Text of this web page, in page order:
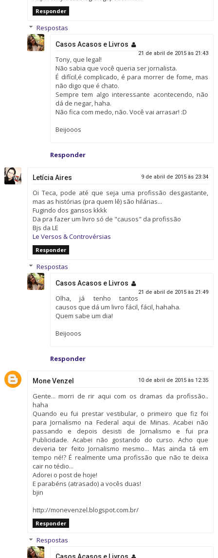
Responder
Respostas
Casos Acasos e Livros
21 de abril de 2015 às 21:43
Tony, que legal!
Não sabia que você queria ser jornalista.
É difícil,é complicado, é para morrer de fome, mas
não digo que é chato.
Sempre tem algo interessante acontecendo, não
dá de negar, haha.
Não fica com medo, não. Você vai arrasar! :D
Beijooos
Responder
Letícia Aires 9 de abril de 2015 às 23:34
Oi Teca, pode até que seja uma profissão desgastante,
mas as histórias (pra quem lê) são hilárias...
Fugindo dos gansos kkkk
Da pra fazer um livro só de "causos" da profissão
Bjs da LE
Le Versos & Controvérsias
Responder
Respostas
Casos Acasos e Livros
21 de abril de 2015 às 21:49
Olha, já tenho tantos
causos que dá um livro fácil, fácil, hahaha.
Quem sabe um dia!
Beijooos
Responder
Mone Venzel 10 de abril de 2015 às 12:35
Gente... morri de rir aqui com os dramas da profissão..
haha
Quando eu fui prestar vestibular, o primeiro que fiz foi
para Jornalismo na Federal aqui de Minas. Acabei não
passando e depois desisti de Jornalismo e fui pra
Publicidade. Acabei não gostando do curso. Acho que
deveria ter feito Jornalismo mesmo... Mas ainda tá em
tempo né!? É realmente uma profissão que não te deixa
cair no tédio...
Adorei o post de hoje!
E parabéns (atrasado) a vocês duas!
bjin
http://monevenzel.blogspot.com.br/
Responder
Respostas